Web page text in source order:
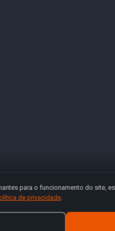
para o funcionamento do site,
de privacidade.